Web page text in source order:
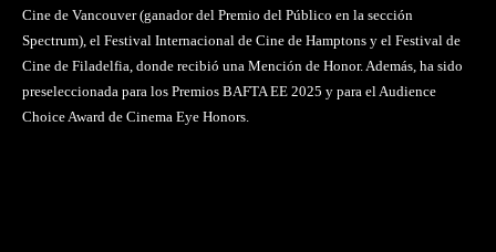
Cine de Vancouver (ganador del Premio del Público en la sección
Spectrum), el Festival Internacional de Cine de Hamptons y el Festival de
Cine de Filadelfia, donde recibió una Mención de Honor. Además, ha sido
preseleccionada para los Premios BAFTA EE 2025 y para el Audience
Choice Award de Cinema Eye Honors.